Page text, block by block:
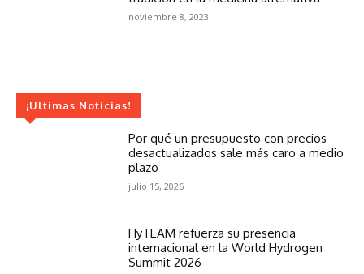
noviembre 8, 2023
¡Ultimas Noticias!
Por qué un presupuesto con precios
desactualizados sale más caro a medio
plazo
julio 15, 2026
HyTEAM refuerza su presencia
internacional en la World Hydrogen
Summit 2026